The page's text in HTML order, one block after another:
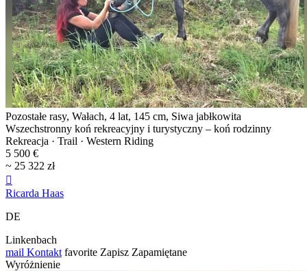
Pozostałe rasy, Wałach, 4 lat, 145 cm, Siwa jabłkowita
Wszechstronny koń rekreacyjny i turystyczny – koń rodzinny
Rekreacja · Trail · Western Riding
5 500 €
~ 25 322 zł

Ricarda Haas
DE
Linkenbach
mail Kontakt favorite Zapisz Zapamiętane
Wyróżnienie